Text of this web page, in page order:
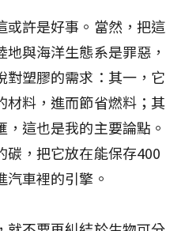
或許是好事。當然，把這
與海洋生態系是罪惡，
塑膠的需求：其一，它
材料，進而節省燃料；其
這也是我的主要論點。
，把它放在能保存400
車裡的引擎。